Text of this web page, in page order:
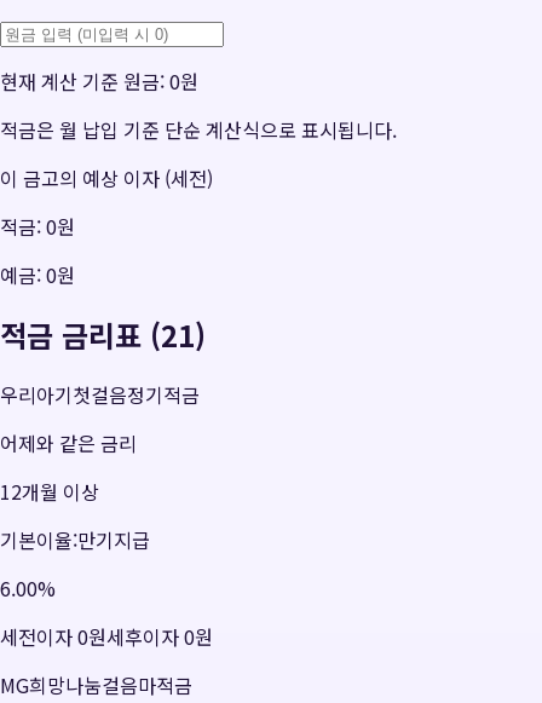
현재 계산 기준 원금:0원
적금은 월 납입 기준 단순 계산식으로 표시됩니다.
이 금고의 예상 이자 (세전)
적금:0원
예금:0원
적금 금리표 (21)
우리아기첫걸음정기적금
어제와 같은 금리
12개월 이상
기본이율:만기지급
6.00%
세전이자0원세후이자0원
MG희망나눔걸음마적금